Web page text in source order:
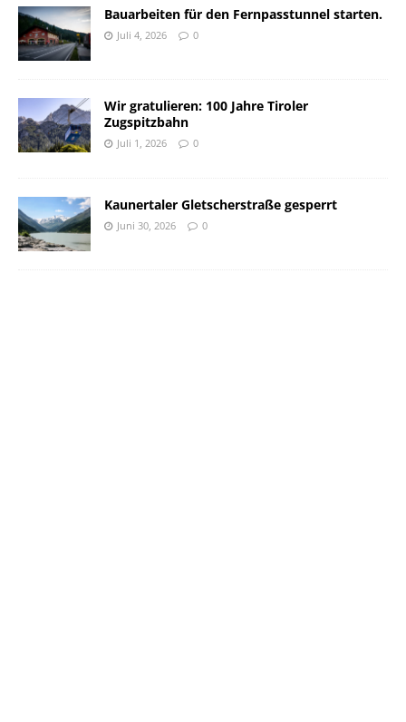
Bauarbeiten für den Fernpasstunnel starten.
Juli 4, 2026 0
Wir gratulieren: 100 Jahre Tiroler
Zugspitzbahn
Juli 1, 2026 0
Kaunertaler Gletscherstraße gesperrt
Juni 30, 2026 0